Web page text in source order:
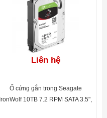
Liên hệ
Ổ cứng gắn trong Seagate
IronWolf 10TB 7.2 RPM SATA 3.5",